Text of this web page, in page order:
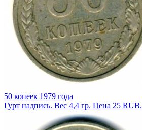
50 копеек 1979 года
Гурт надпись. Вес 4,4 гр. Цена 25 RUB.